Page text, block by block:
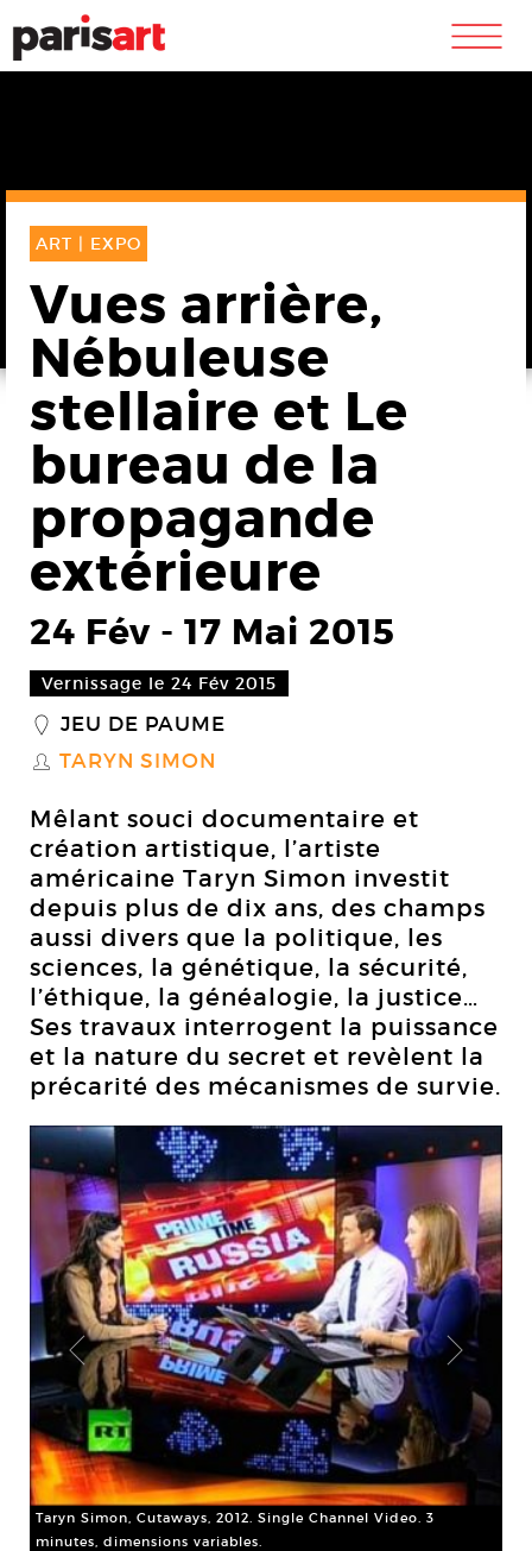
m
ART | EXPO
Vues arrière,
Nébuleuse
stellaire et Le
bureau de la
propagande
extérieure
24 Fév - 17 Mai 2015
Vernissage le 24 Fév 2015
_ JEU DE PAUME
S TARYN SIMON
Mêlant souci documentaire et
création artistique, l’artiste
américaine Taryn Simon investit
depuis plus de dix ans, des champs
aussi divers que la politique, les
sciences, la génétique, la sécurité,
l’éthique, la généalogie, la justice…
Ses travaux interrogent la puissance
et la nature du secret et revèlent la
précarité des mécanismes de survie.
Taryn Simon, Cutaways, 2012. Single Channel Video. 3
minutes, dimensions variables.